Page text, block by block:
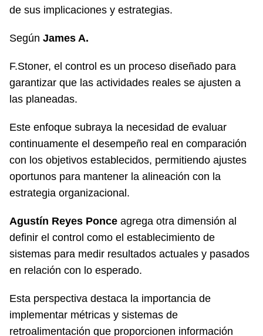
de sus implicaciones y estrategias.
Según James A.
F.Stoner, el control es un proceso diseñado para
garantizar que las actividades reales se ajusten a
las planeadas.
Este enfoque subraya la necesidad de evaluar
continuamente el desempeño real en comparación
con los objetivos establecidos, permitiendo ajustes
oportunos para mantener la alineación con la
estrategia organizacional.
Agustín Reyes Ponce agrega otra dimensión al
definir el control como el establecimiento de
sistemas para medir resultados actuales y pasados
en relación con lo esperado.
Esta perspectiva destaca la importancia de
implementar métricas y sistemas de
retroalimentación que proporcionen información